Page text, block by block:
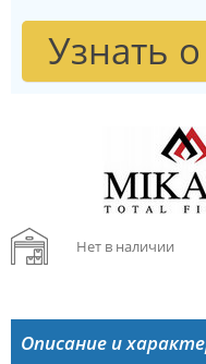
Узнать
Нет в наличии
Описание и